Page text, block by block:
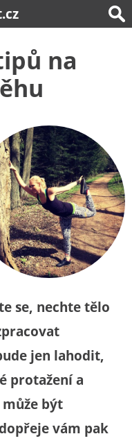
na
se, nechte tělo
jen lahodit,
protažení a
být
vám pak